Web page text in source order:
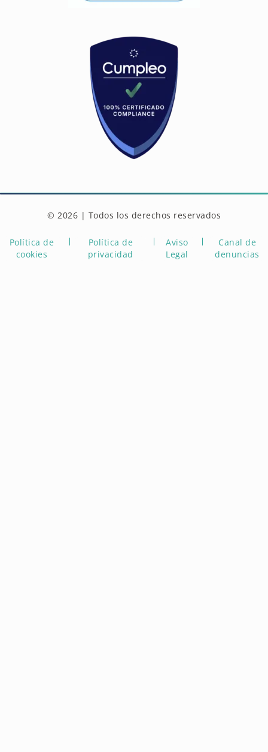
© 2026 | Todos los derechos reservados
Política de
cookies
Política de
privacidad
Aviso
Legal
Canal de
denuncias